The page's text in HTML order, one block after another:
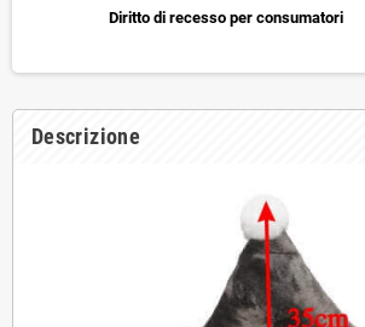
Diritto di recesso per consumatori
Descrizione